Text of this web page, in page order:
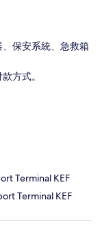
保安系統、急救箱
方式。
Terminal KEF
Terminal KEF